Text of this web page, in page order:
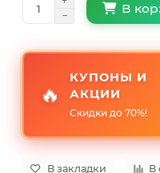
В
🔥
КУПОНЫ И
АКЦИИ
Скидки до 70%!
В закладки В